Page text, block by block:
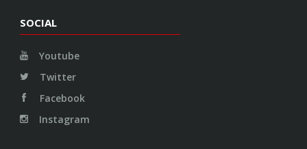
SOCIAL
Youtube
Twitter
Facebook
Instagram